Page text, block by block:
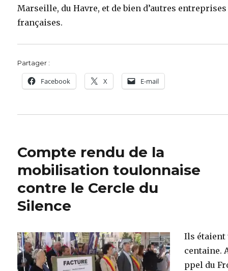
Marseille, du Havre, et de bien d’autres entreprises
françaises.
Partager :
Facebook X E-mail
Compte rendu de la
mobilisation toulonnaise
contre le Cercle du
Silence
Ils étaient
centaine.
ppel du